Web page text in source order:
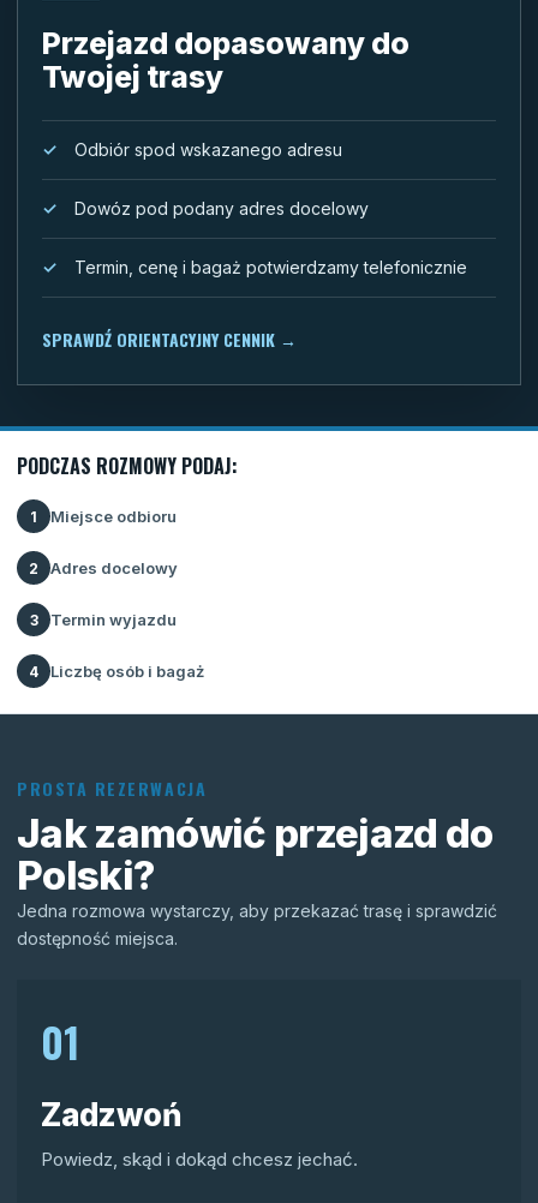
Przejazd dopasowany do
Twojej trasy
Odbiór spod wskazanego adresu
Dowóz pod podany adres docelowy
Termin, cenę i bagaż potwierdzamy telefonicznie
SPRAWDŹ ORIENTACYJNY CENNIK →
PODCZAS ROZMOWY PODAJ:
1 Miejsce odbioru
2 Adres docelowy
3 Termin wyjazdu
4 Liczbę osób i bagaż
PROSTA REZERWACJA
Jak zamówić przejazd do
Polski?
Jedna rozmowa wystarczy, aby przekazać trasę i sprawdzić
dostępność miejsca.
01
Zadzwoń
Powiedz, skąd i dokąd chcesz jechać.